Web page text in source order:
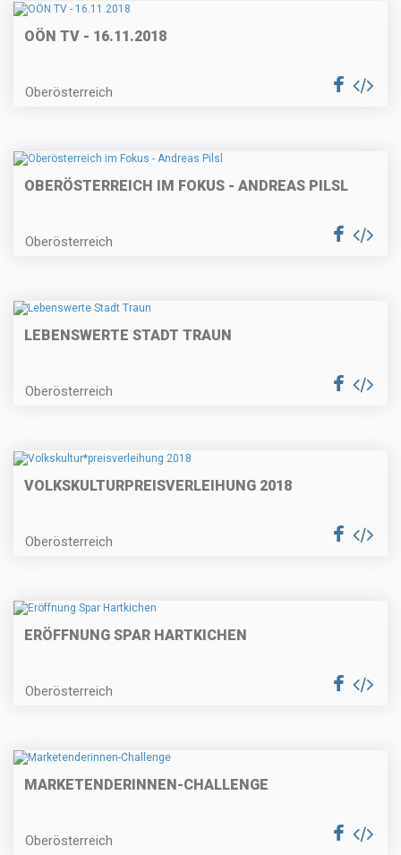
OÖN TV - 16.11.2018
Oberösterreich
OBERÖSTERREICH IM FOKUS - ANDREAS PILSL
Oberösterreich
LEBENSWERTE STADT TRAUN
Oberösterreich
VOLKSKULTURPREISVERLEIHUNG 2018
Oberösterreich
ERÖFFNUNG SPAR HARTKICHEN
Oberösterreich
MARKETENDERINNEN-CHALLENGE
Oberösterreich